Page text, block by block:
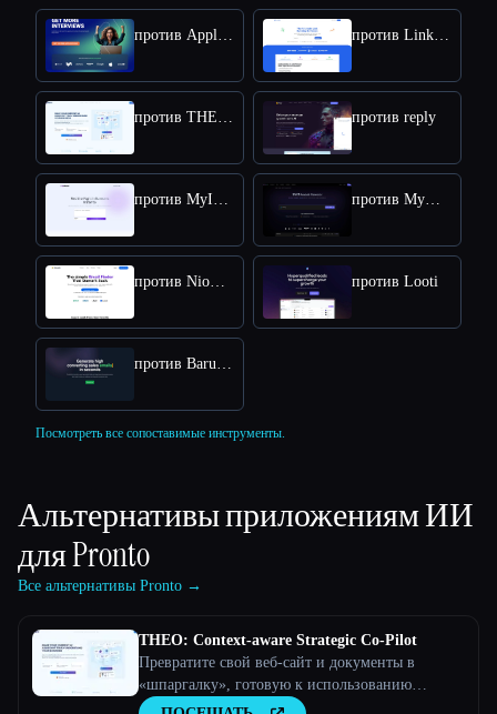
против ApplyPass против LinkDR
против THEO: Context-aware Strategic Co-Pilot против reply
против MyInfluencer против MyMap.AI Swot Analysis Generator
против NioLeads против Looti
против BaruaAI
Посмотреть все сопоставимые инструменты.
Альтернативы приложениям ИИ
дляPronto
Все альтернативы Pronto →
THEO: Context-aware Strategic Co-Pilot
Превратите свой веб-сайт и документы в
«шпаргалку», готовую к использованию
искусственного интеллекта, и ваш помощник